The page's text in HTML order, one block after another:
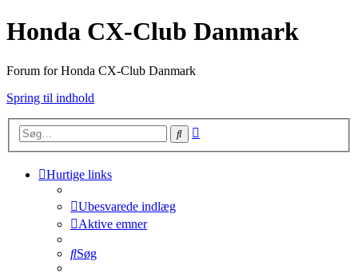
Honda CX-Club Danmark
Forum for Honda CX-Club Danmark
Spring til indhold
Søg
Hurtige links
Ubesvarede indlæg
Aktive emner
Søg